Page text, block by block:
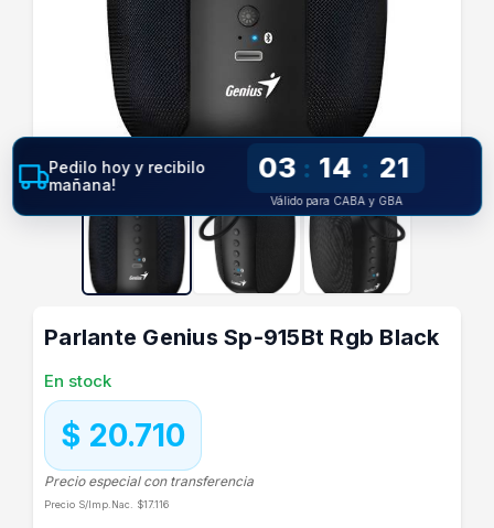
Parlante Genius Sp-915Bt Rgb Black
En stock
$ 20.710
Precio especial con transferencia
Precio S/Imp.Nac. $17.116
Pedilo hoy y recibilo
mañana!
03 : 14 : 20
Válido para CABA y GBA